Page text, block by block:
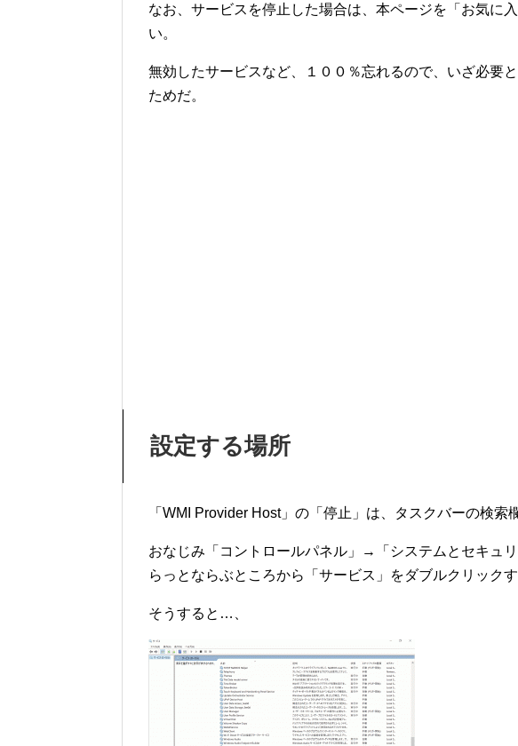
なお、サービスを停止した場合は、本ページを「お気に
い。
無効したサービスなど、１００％忘れるので、いざ必要
ためだ。
設定する場所
「WMI Provider Host」の「停止」は、タスクバーの検
おなじみ「コントロールパネル」→「システムとセキュ
らっとならぶところから「サービス」をダブルクリックす
そうすると…、